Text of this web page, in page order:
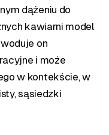
dążeniu do
kawiarni model
on
i może
w kontekście, w
sąsiedzki